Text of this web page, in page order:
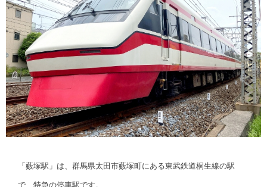
「藪塚駅」は、群馬県太田市藪塚町にある東武鉄道桐生線の駅
で、特急の停車駅です。